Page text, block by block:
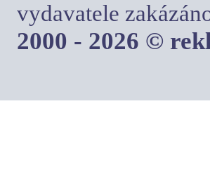
vydavatele
2000 - 2026 ©